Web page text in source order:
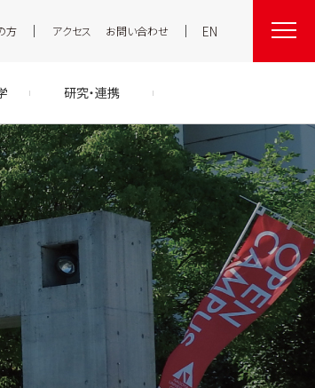
方 アクセス お問い合わせ EN
研究・連携